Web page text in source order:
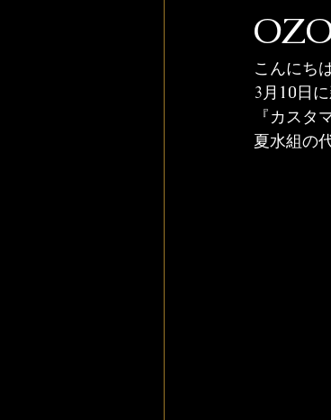
こんにちは
3月10日
『カスタ
夏水組の